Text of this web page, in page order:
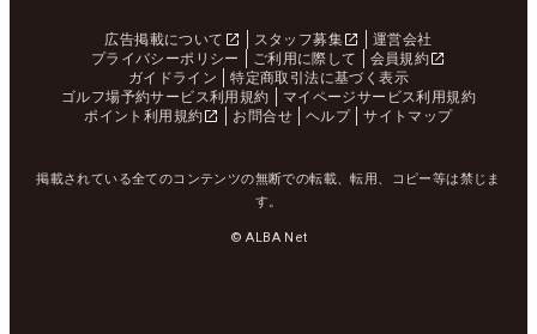
広告掲載について スタッフ募集
運営会社
プライバシーポリシー
ご利用に際して
会員規約
ガイドライン
特定商取引法に基づく表示
ゴルフ場予約サービス利用規約
マイページサービス利用規約
ポイント利用規約
お問合せ ヘルプ サイトマップ
掲載されている全てのコンテンツの無断での転載、転用、コピー等は禁じま
す。
© ALBA Net